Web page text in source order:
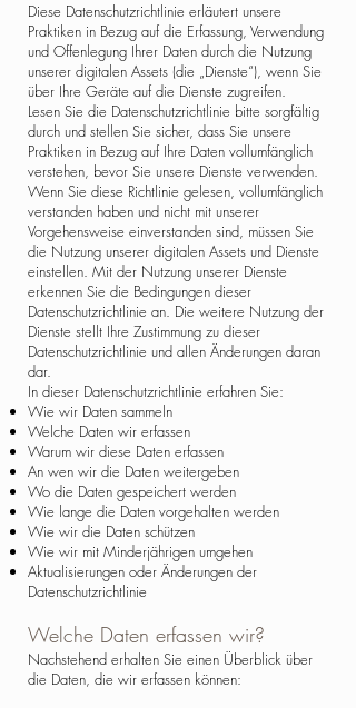
Diese Datenschutzrichtlinie erläutert unsere
Praktiken in Bezug auf die Erfassung, Verwendung
und Offenlegung Ihrer Daten durch die Nutzung
unserer digitalen Assets (die „Dienste“), wenn Sie
über Ihre Geräte auf die Dienste zugreifen.
Lesen Sie die Datenschutzrichtlinie bitte sorgfältig
durch und stellen Sie sicher, dass Sie unsere
Praktiken in Bezug auf Ihre Daten vollumfänglich
verstehen, bevor Sie unsere Dienste verwenden.
Wenn Sie diese Richtlinie gelesen, vollumfänglich
verstanden haben und nicht mit unserer
Vorgehensweise einverstanden sind, müssen Sie
die Nutzung unserer digitalen Assets und Dienste
einstellen. Mit der Nutzung unserer Dienste
erkennen Sie die Bedingungen dieser
Datenschutzrichtlinie an. Die weitere Nutzung der
Dienste stellt Ihre Zustimmung zu dieser
Datenschutzrichtlinie und allen Änderungen daran
dar.
In dieser Datenschutzrichtlinie erfahren Sie:
Wie wir Daten sammeln
Welche Daten wir erfassen
Warum wir diese Daten erfassen
An wen wir die Daten weitergeben
Wo die Daten gespeichert werden
Wie lange die Daten vorgehalten werden
Wie wir die Daten schützen
Wie wir mit Minderjährigen umgehen
Aktualisierungen oder Änderungen der
Datenschutzrichtlinie
Welche Daten erfassen wir?
Nachstehend erhalten Sie einen Überblick über
die Daten, die wir erfassen können: